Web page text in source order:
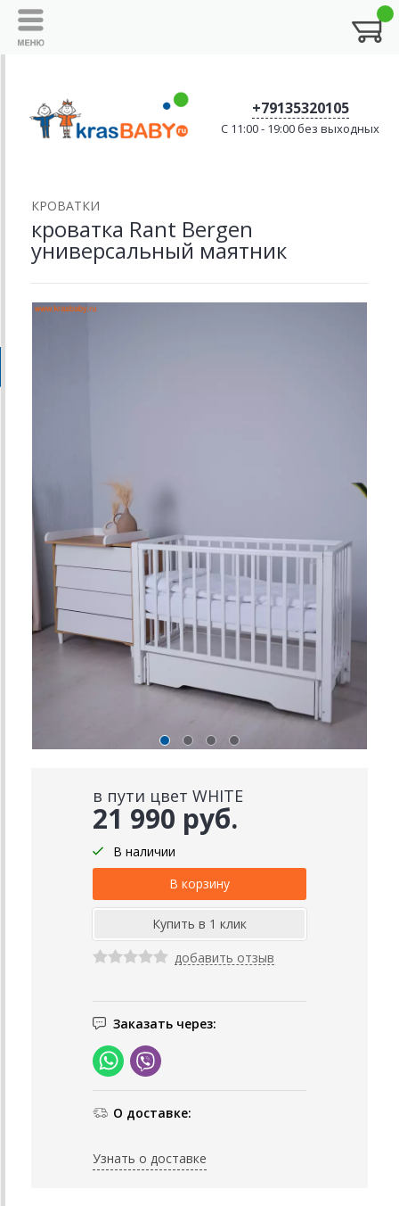
+79135320105
C 11:00 - 19:00 без выходных
КРОВАТКИ
кроватка Rant Bergen
универсальный маятник
в пути цвет WHITE
21 990 руб.
В наличии
добавить отзыв
Заказать через:
О доставке:
Узнать о доставке